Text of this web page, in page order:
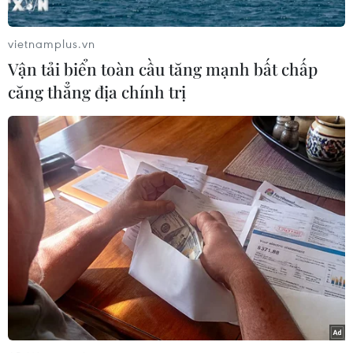
quyền hạn và cơ cấu tổ chức của Bộ Y
tế
08/08/2026 14:03
Cựu Trưởng ban quản lý chung cư
lừa bán căn hộ tái định cư, chiếm
đoạt hơn 2 tỷ đồng
08/08/2026 13:41
Thông cáo báo chí số 6, Kỳ họp
không thường lệ thứ Nhất, Quốc hội
khóa XVI
08/08/2026 13:30
Kết luận thanh tra về cơ sở nhà, đất
vietnamplus.vn
Vận tải biển toàn cầu tăng mạnh bất chấp
căng thẳng địa chính trị